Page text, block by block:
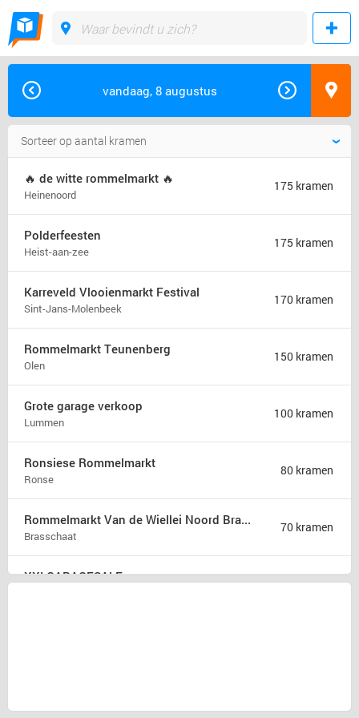
vandaag, 8 augustus
🔥 de witte rommelmarkt 🔥
Heinenoord
175 kramen
Polderfeesten
Heist-aan-zee
175 kramen
Karreveld Vlooienmarkt Festival
Sint-Jans-Molenbeek
170 kramen
Rommelmarkt Teunenberg
Olen
150 kramen
Grote garage verkoop
Lummen
100 kramen
Ronsiese Rommelmarkt
Ronse
80 kramen
Rommelmarkt Van de Wiellei Noord Brasschaat
Brasschaat
70 kramen
XXLGARAGESALE 50 kramen